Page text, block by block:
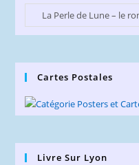
Catégories
du
La Perle de Lune – le
Cartes Postales
Livre Sur Lyon